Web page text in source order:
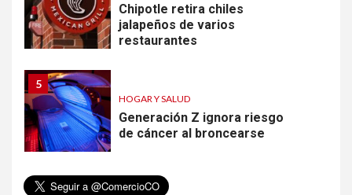
Chipotle retira chiles
jalapeños de varios
restaurantes
5
HOGAR Y SALUD
Generación Z ignora riesgo
de cáncer al broncearse
6